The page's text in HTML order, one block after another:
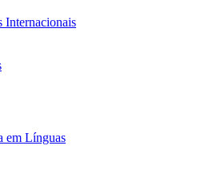
Internacionais
em Línguas